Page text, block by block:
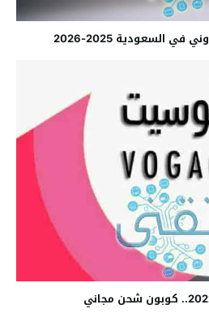
2025-2026
كود خصم فوغا كلوسيت 2022.. كوبون شحن مجاني